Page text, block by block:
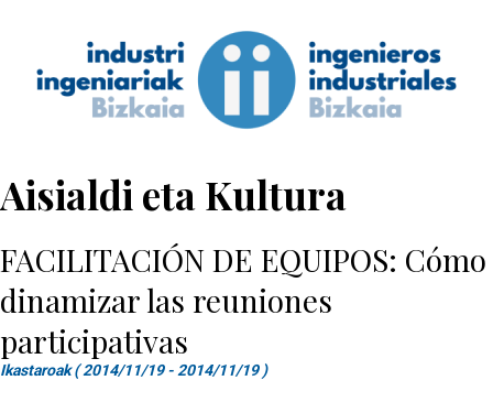
Aisialdi eta Kultura
FACILITACIÓN DE EQUIPOS: Cómo
dinamizar las reuniones
participativas
Ikastaroak ( 2014/11/19 - 2014/11/19 )
Leihatila